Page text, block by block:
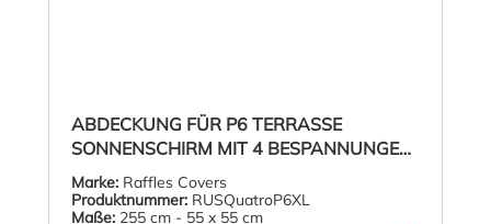
ABDECKUNG FÜR P6 TERRASSE
SONNENSCHIRM MIT 4 BESPANNUNGEN
H: 255
Marke: Raffles Covers
Produktnummer: RUSQuatroP6XL
Maße: 255 cm - 55 x 55 cm